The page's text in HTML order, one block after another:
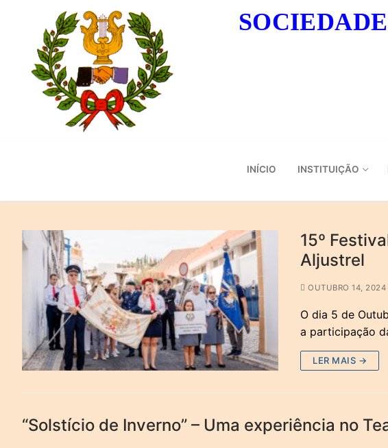
conteúdo
INÍCIO INSTITUIÇÃO
15º
Aljustrel
OUTUBRO 14, 2024
O dia 5 de
a participação
LER MAIS →
“Solstício de Inverno” – Uma experiência no